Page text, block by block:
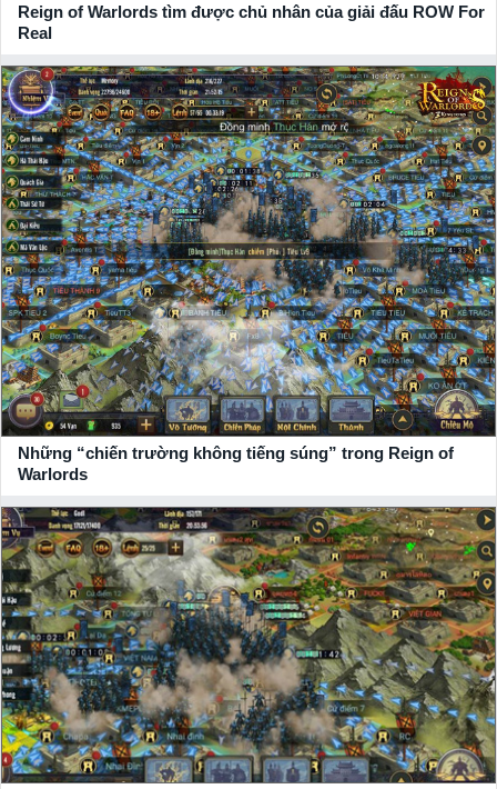
Reign of Warlords tìm được chủ nhân của giải đấu ROW For
Real
Những “chiến trường không tiếng súng” trong Reign of
Warlords